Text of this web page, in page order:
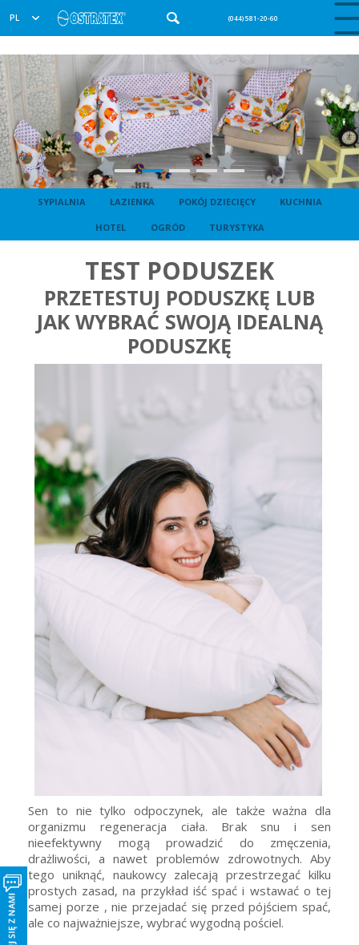
PL (044) 581-20-60
SYPIALNIA ŁAZIENKA POKÓJ DZIECIĘCY KUCHNIA
HOTEL OGRÓD TURYSTYKA
TEST PODUSZEK
PRZETESTUJ PODUSZKĘ LUB
JAK WYBRAĆ SWOJĄ IDEALNĄ
PODUSZKĘ
Sen to nie tylko odpoczynek, ale także ważna dla
organizmu regeneracja ciała. Brak snu i sen
nieefektywny mogą prowadzić do zmęczenia,
drażliwości, a nawet problemów zdrowotnych. Aby
tego uniknąć, naukowcy zalecają przestrzegać kilku
prostych zasad, na przykład iść spać i wstawać o tej
samej porze , nie przejadać się przed pójściem spać,
ale co najważniejsze, wybrać wygodną pościel.